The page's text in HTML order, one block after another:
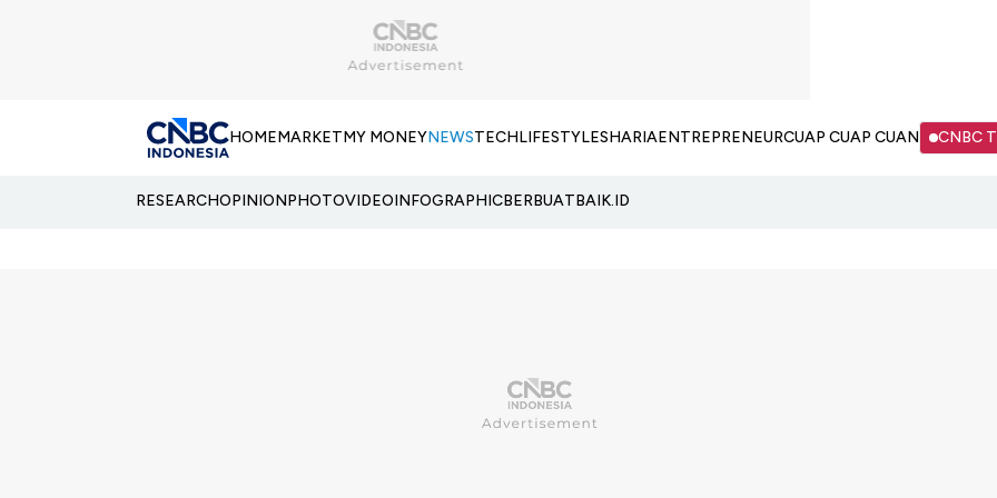
HOMEMARKETMY MONEYNEWSTECHLIFESTYLESHARIAENTREPRENEURCUAP CUAP CUAN CNBC
RESEARCHOPINIONPHOTOVIDEOINFOGRAPHICBERBUATBAIK.ID